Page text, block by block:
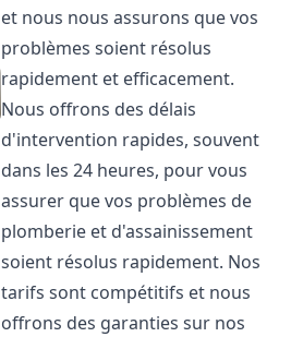
et nous nous assurons que vos
problèmes soient résolus
rapidement et efficacement.
Nous offrons des délais
d'intervention rapides, souvent
dans les 24 heures, pour vous
assurer que vos problèmes de
plomberie et d'assainissement
soient résolus rapidement. Nos
tarifs sont compétitifs et nous
offrons des garanties sur nos